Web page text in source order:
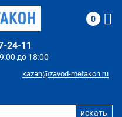
до 18:00
24-11
kazan@zavod-metakon.ru
0